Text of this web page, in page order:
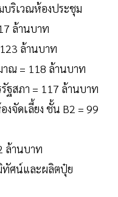
บริเวณห้องประชุม
ล้านบาท
ล้านบาท
าณ = 118 ล้านบาท
ฐสภา = 117 ล้านบาท
งจัดเลี้ยง ชั้น B2 = 99
ล้านบาท
ศน์และผลิตปุ๋ย